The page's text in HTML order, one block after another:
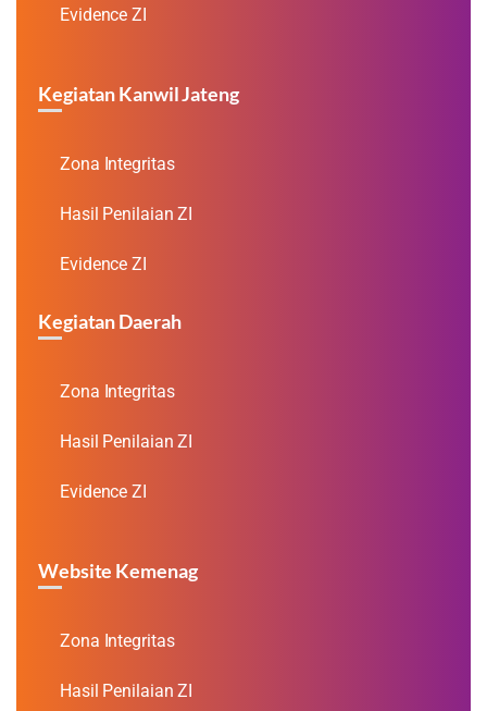
Evidence ZI
Kegiatan Kanwil Jateng
Zona Integritas
Hasil Penilaian ZI
Evidence ZI
Kegiatan Daerah
Zona Integritas
Hasil Penilaian ZI
Evidence ZI
Website Kemenag
Zona Integritas
Hasil Penilaian ZI